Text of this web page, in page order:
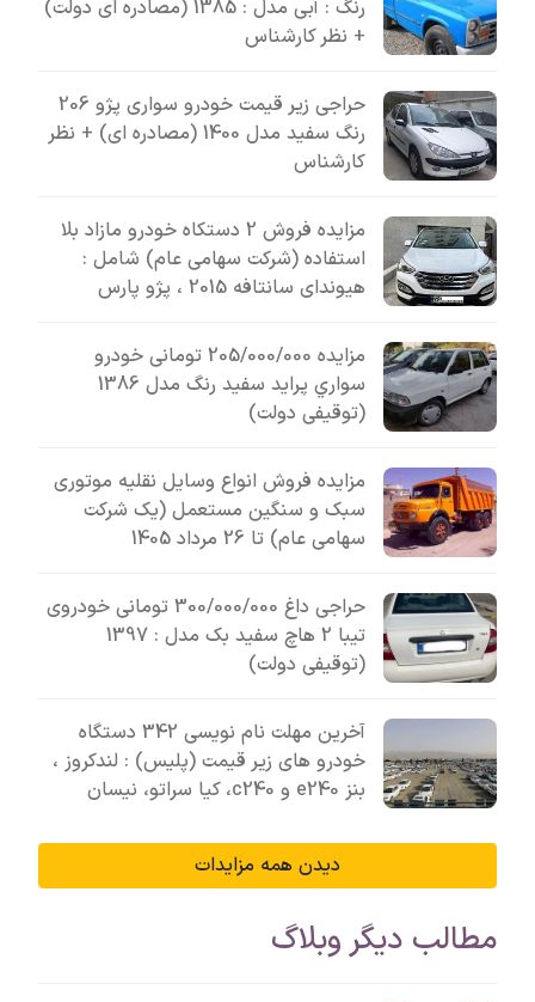
رنگ : آبی مدل : 1385 (مصادره ای دولت)
+ نظر کارشناس
حراجی زیر قیمت خودرو سواری پژو 206
رنگ سفید مدل 1400 (مصادره ای) + نظر
کارشناس
مزایده فروش 2 دستکاه خودرو مازاد بلا
استفاده (شرکت سهامی عام) شامل :
هیوندای سانتافه 2015 ، پژو پارس
مزایده 205/000/000 تومانی خودرو
سواري پرايد سفيد رنگ مدل 1386
(توقیفی دولت)
مزایده فروش انواع وسایل نقلیه موتوری
سبک و سنگین مستعمل (یک شرکت
سهامی عام) تا 26 مرداد 1405
حراجی داغ 300/000/000 تومانی خودروی
تیبا 2 هاچ سفید بک مدل : 1397
(توقیفی دولت)
آخرین مهلت نام نویسی 342 دستگاه
خودرو های زیر قیمت (پلیس) : لندکروز ،
بنز e240 و c240، کیا سراتو، نیسان
دیدن همه مزایدات
مطالب دیگر وبلاگ